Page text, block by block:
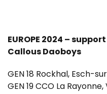
EUROPE 2024 –
Callous Daoboys
GEN 18 Rockhal, Esch-
GEN 19 CCO La